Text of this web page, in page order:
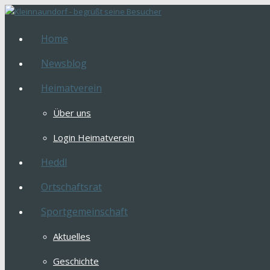
Home
Newsblog
Heimatverein
Über uns
Login Heimatverein
Heddl
Ortschaftsrat
Sportgemeinschaft
Aktuelles
Geschichte